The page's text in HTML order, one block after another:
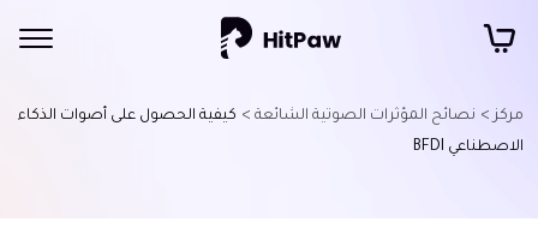
مركز > نصائح المؤثرات الصوتية الشائعة > كيفية الحصول على أصوات الذكاء
الاصطناعي BFDI